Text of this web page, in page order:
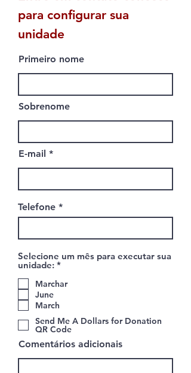
para configurar sua
unidade
Primeiro nome
Sobrenome
E-mail
Telefone
Selecione um mês para executar sua
unidade: *O
r
t
ó
r
i
Marchar
June
March
Send Me A Dollars for Donation
QR Code
Comentários adicionais